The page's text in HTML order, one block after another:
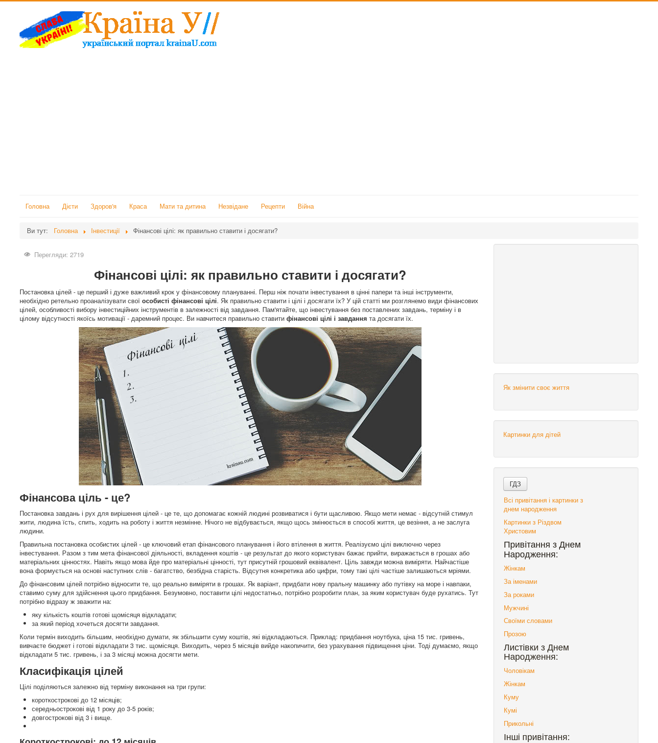
Головна Дієти Здоров'я Краса Мати та дитина Незвідане Рецепти Війна
Ви тут: Головна Інвестиції Фінансові цілі: як правильно ставити і досягати?
Перегляди: 2719
Фінансові цілі: як правильно ставити і досягати?
Постановка цілей - це перший і дуже важливий крок у фінансовому плануванні. Перш ніж почати інвестування в цінні папери та інші інструменти,
необхідно ретельно проаналізувати свої особисті фінансові цілі. Як правильно ставити і цілі і досягати їх? У цій статті ми розглянемо види фінансових
цілей, особливості вибору інвестиційних інструментів в залежності від завдання. Пам'ятайте, що інвестування без поставлених завдань, терміну і в
цілому відсутності якоїсь мотивації - даремний процес. Ви навчитеся правильно ставити фінансові цілі і завдання та досягати їх.
Фінансова ціль - це?
Постановка завдань і рух для вирішення цілей - це те, що допомагає кожній людині розвиватися і бути щасливою. Якщо мети немає - відсутній стимул
жити, людина їсть, спить, ходить на роботу і життя незмінне. Нічого не відбувається, якщо щось змінюється в способі життя, це везіння, а не заслуга
людини.
Правильна постановка особистих цілей - це ключовий етап фінансового планування і його втілення в життя. Реалізуємо цілі виключно через
інвестування. Разом з тим мета фінансової діяльності, вкладення коштів - це результат до якого користувач бажає прийти, виражається в грошах або
матеріальних цінностях. Навіть якщо мова йде про матеріальні цінності, тут присутній грошовий еквівалент. Ціль завжди можна виміряти. Найчастіше
вона формується на основі наступних слів - багатство, безбідна старість. Відсутня конкретика або цифри, тому такі цілі частіше залишаються мріями.
До фінансовим цілей потрібно відносити те, що реально виміряти в грошах. Як варіант, придбати нову пральну машинку або путівку на море і навпаки,
ставимо суму для здійснення цього придбання. Безумовно, поставити цілі недостатньо, потрібно розробити план, за яким користувач буде рухатись. Тут
потрібно відразу ж зважити на:
яку кількість коштів готові щомісяця відкладати;
за який період хочеться досягти завдання.
Коли термін виходить більшим, необхідно думати, як збільшити суму коштів, які відкладаються. Приклад: придбання ноутбука, ціна 15 тис. гривень,
вивчаєте бюджет і готові відкладати 3 тис. щомісяця. Виходить, через 5 місяців вийде накопичити, без урахування підвищення ціни. Тоді думаємо, якщо
відкладати 5 тис. гривень, і за 3 місяці можна досягти мети.
Класифікація цілей
Цілі поділяються залежно від терміну виконання на три групи:
короткострокові до 12 місяців;
середньострокові від 1 року до 3-5 років;
довгострокові від 3 і вище.
Як змінити своє життя
Картинки для дітей
Всі привітання і картинки з
днем народження
Картинки з Різдвом
Христовим
Привітання з Днем
Народження:
Жінкам
За іменами
За роками
Мужчині
Своїми словами
Прозою
Листівки з Днем
Народження:
Чоловікам
Жінкам
Куму
Кумі
Прикольні
Інші привітання: